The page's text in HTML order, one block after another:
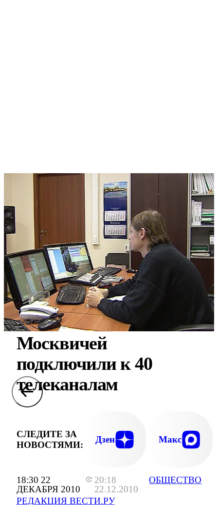
18:30 22
ДЕКАБРЯ 2010
20:18
22.12.2010
РЕДАКЦИЯ ВЕСТИ.РУ
ОБЩЕСТВО
Москвичей
подключили к 40
телеканалам
СЛЕДИТЕ ЗА
НОВОСТЯМИ:
Дзен Макс